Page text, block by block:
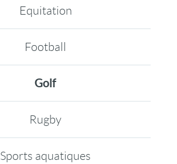
Equitation
Football
Golf
Rugby
Sports aquatiques